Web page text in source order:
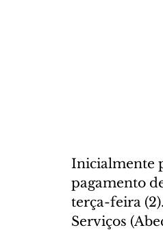
Inicialmente
pagamento
terça-feira
Serviços